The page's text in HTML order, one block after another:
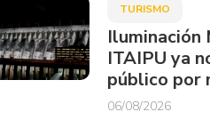
TURISMO
Iluminación
ITAIPU ya
público por
06/08/2026